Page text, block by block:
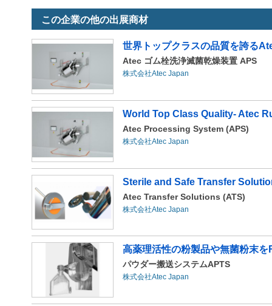
この企業の他の出展商材
世界トップクラスの品質を誇る
Atec ゴム栓洗浄滅菌乾燥装置 APS
株式会社Atec Japan
World Top Class Quality- Atec
Atec Processing System (APS)
株式会社Atec Japan
Sterile and Safe Transfer
Atec Transfer Solutions (ATS)
株式会社Atec Japan
高薬理活性の粉製品や無菌粉末
パウダー搬送システムAPTS
株式会社Atec Japan